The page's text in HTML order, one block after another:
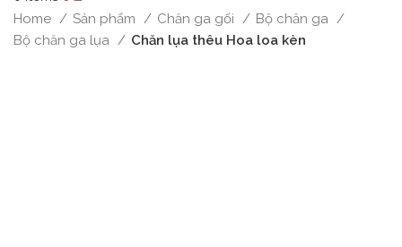
Home
Sản phẩm Chăn ga gối
Bộ chăn ga
Bộ chăn ga lụa
Chăn lụa thêu Hoa loa kèn